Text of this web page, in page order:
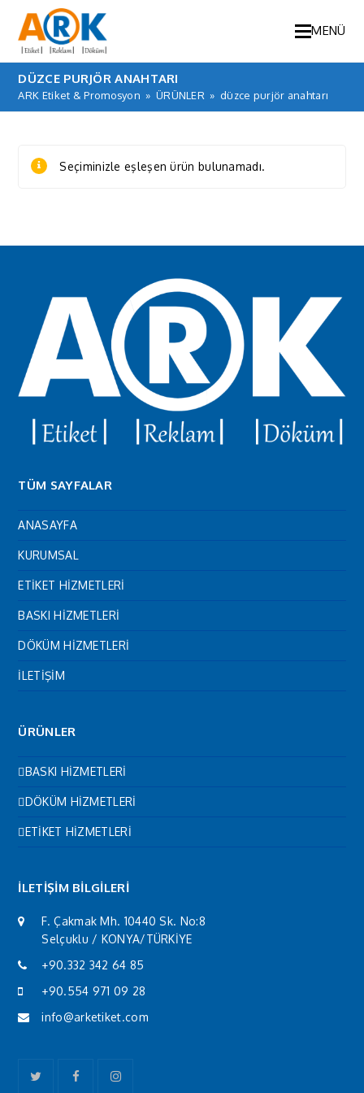
MENÜ
DÜZCE PURJÖR ANAHTARI
ARK Etiket & Promosyon » ÜRÜNLER » düzce purjör anahtarı
Seçiminizle eşleşen ürün bulunamadı.
TÜM SAYFALAR
ANASAYFA
KURUMSAL
ETİKET HİZMETLERİ
BASKI HİZMETLERİ
DÖKÜM HİZMETLERİ
İLETİŞİM
ÜRÜNLER
BASKI HİZMETLERİ
DÖKÜM HİZMETLERİ
ETİKET HİZMETLERİ
İLETİŞİM BİLGİLERİ
F. Çakmak Mh. 10440 Sk. No:8
Selçuklu / KONYA/TÜRKİYE
+90.332 342 64 85
+90.554 971 09 28
info@arketiket.com
TwitterFacebookInstagram